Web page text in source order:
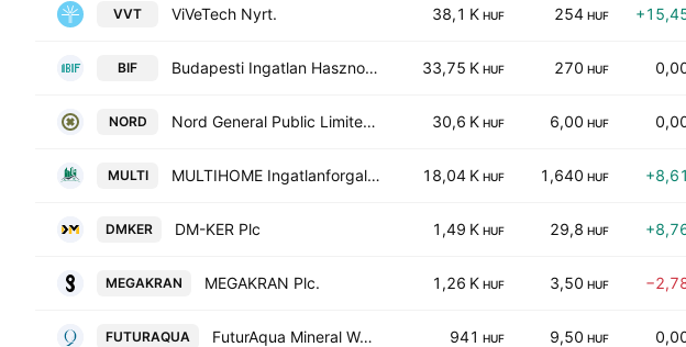
VVT ViVeTech Nyrt. 38,1 K HUF 254 HUF
BIF Budapesti Ingatlan Hasznositasi es Fejlesztesi Nyrt 33,75 K HUF 270 HUF
NORD Nord General Public Limited Company 30,6 K HUF 6,00 HUF
MULTI MULTIHOME Ingatlanforgalmazo Nyilvanosan Mukodo Reszvenytarsasag 18,04 K HUF 1,640 HUF
DMKER DM-KER Plc 1,49 K HUF 29,8 HUF
MEGAKRAN MEGAKRAN Plc. 1,26 K HUF 3,50 HUF
FUTURAQUA FuturAqua Mineral Water Production & Asset Management Plc 941 HUF 9,50 HUF